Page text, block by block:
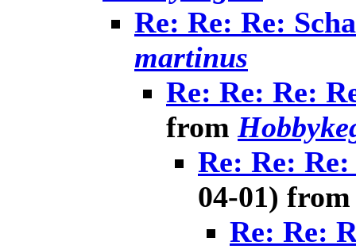
Re: Re: Re:
martinus
Re: Re: Re:
from
Re: Re:
04-01)
Re: Re: